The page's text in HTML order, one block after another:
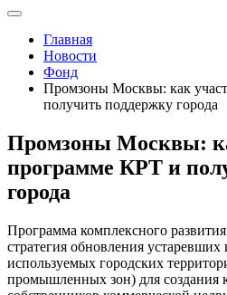
Главная
Новости
Фонд
Промзоны Москвы: как
получить поддержку города
Промзоны Москвы:
программе КРТ и
города
Программа комплексного
стратегия обновления
используемых городских
промышленных зон) для создания